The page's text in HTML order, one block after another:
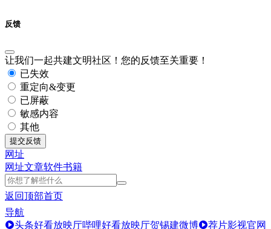
反馈
让我们一起共建文明社区！您的反馈至关重要！
已失效
重定向&变更
已屏蔽
敏感内容
其他
提交反馈
网址
网址文章软件书籍
返回顶部首页
导航
头条好看放映厅哔哩好看放映厅贺锡建微博 荐片影视官网